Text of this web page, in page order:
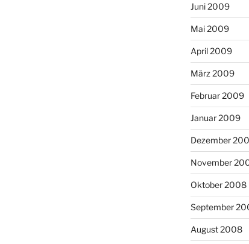
Juni 2009
Mai 2009
April 2009
März 2009
Februar 2009
Januar 2009
Dezember
November
Oktober 2008
September
August 2008